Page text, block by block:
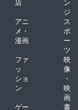
ジ
アニ
メ・
漫画
ス
ポ
ー
ツ
ファ
ッ
ショ
ン
映
像
・
映
画
ゲー
書